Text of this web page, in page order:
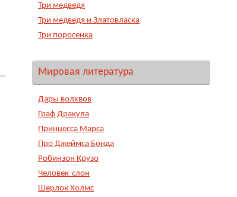
Три медведя
Три медведя и Златовласка
Три поросенка
Мировая литература
Дары волхвов
Граф Дракула
Принцесса Марса
Про Джеймса Бонда
Робинзон Крузо
Человек-слон
Шерлок Холмс